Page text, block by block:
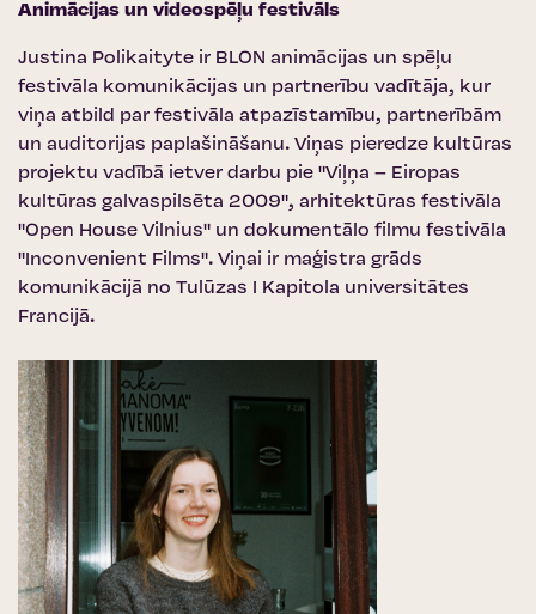
Animācijas un videospēļu festivāls
Justina Polikaityte ir BLON animācijas un spēļu
festivāla komunikācijas un partnerību vadītāja, kur
viņa atbild par festivāla atpazīstamību, partnerībām
un auditorijas paplašināšanu. Viņas pieredze kultūras
projektu vadībā ietver darbu pie "Viļņa – Eiropas
kultūras galvaspilsēta 2009", arhitektūras festivāla
"Open House Vilnius" un dokumentālo filmu festivāla
"Inconvenient Films". Viņai ir maģistra grāds
komunikācijā no Tulūzas I Kapitola universitātes
Francijā.